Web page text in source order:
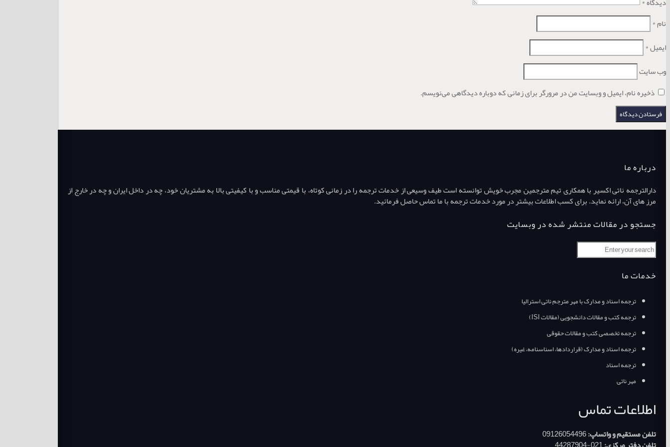
نام*
ایمیل*
وب‌ سایت
ذخیره نام، ایمیل و وبسایت من در مرورگر برای زمانی که دوباره دیدگاهی می‌نویسم.
درباره ما
دارالترجمه ناتی اکسیر با همکاری تیم مترجمین مجرب خویش توانسته است طیف وسیعی از خدمات ترجمه را در زمانی کوتاه، با قیمتی مناسب و با کیفیتی بالا به مشتریان خود، چه در داخل ایران و چه در خارج از
مرز های آن، ارائه نماید. برای کسب اطلاعات بیشتر در مورد خدمات ترجمه با ما تماس حاصل فرمائید.
جستجو در مقالات منتشر شده در وبسایت
خدمات ما
ترجمه اسناد و مدارک با مهر مترجم ناتی استرالیا
ترجمه کتب و مقالات دانشجویی (مقالات ISI)
ترجمه تخصصی کتب و مقالات حقوقی
ترجمه اسناد و مدارک (قراردادها، اسناسنامه، غیره)
ترجمه اسناد
مهر ناتی
اطلاعات تماس
تلفن مستقیم و واتساپ:09126054496